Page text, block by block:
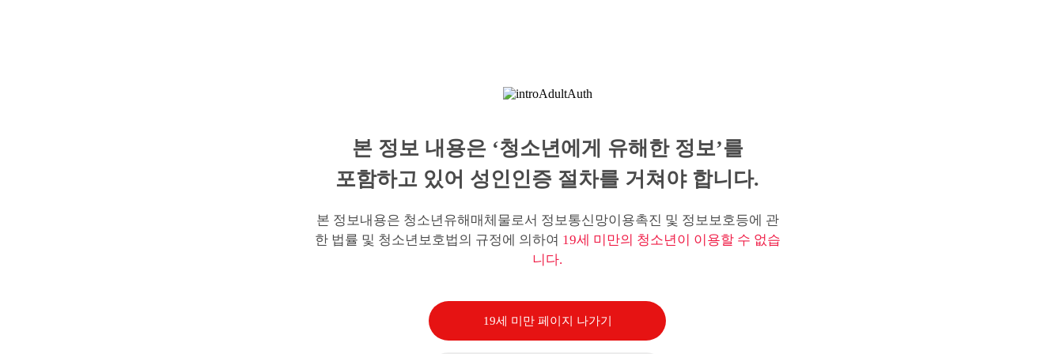
본 정보 내용은 ‘청소년에게 유해한 정보’를
포함하고 있어 성인인증 절차를 거쳐야 합니다.
본 정보내용은 청소년유해매체물로서 정보통신망이용촉진 및 정보보호등에 관
한 법률 및 청소년보호법의 규정에 의하여 19세 미만의 청소년이 이용할 수 없습
니다.
19세 미만 페이지 나가기